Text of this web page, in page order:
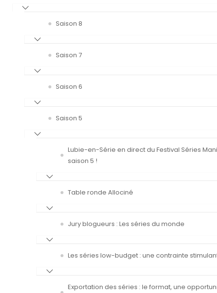
Saison 8
Saison 7
Saison 6
Saison 5
Lubie-en-Série en direct du Festival Séries
saison 5 !
Table ronde Allociné
Jury blogueurs : Les séries du monde
Les séries low-budget : une contrainte
Exportation des séries : le format, une